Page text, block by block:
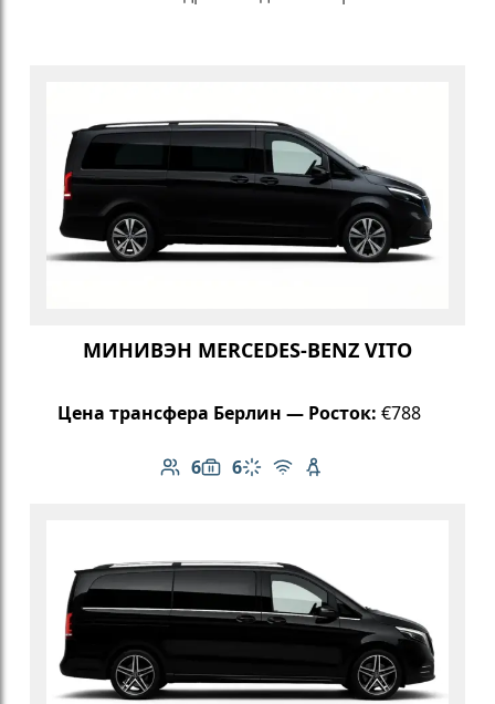
МИНИВЭН MERCEDES-BENZ VITO
Цена трансфера Берлин — Росток: €788
6
Количество пассажиров: 6
6
Вместимость багажа: 6
Климат-контроль
Бесплатный Wi-Fi
Детское кресло